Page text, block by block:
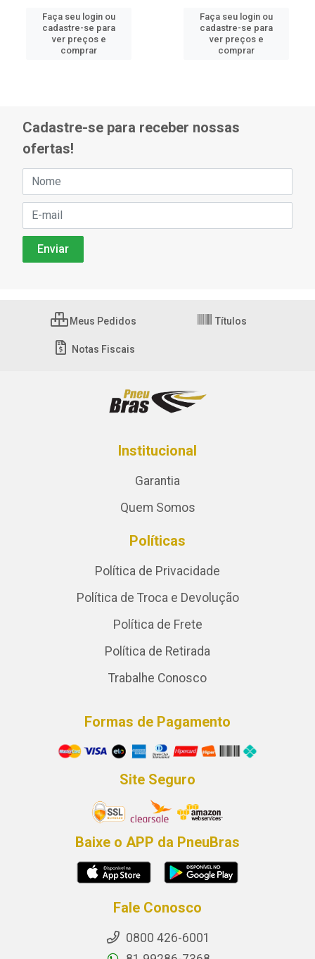
Faça seu login ou
cadastre-se para
ver preços e
comprar
Faça seu login ou
cadastre-se para
ver preços e
comprar
Cadastre-se para receber nossas
ofertas!
Meus Pedidos Títulos
Notas Fiscais
Institucional
Garantia
Quem Somos
Políticas
Política de Privacidade
Política de Troca e Devolução
Política de Frete
Política de Retirada
Trabalhe Conosco
Formas de Pagamento
Site Seguro
Baixe o APP da PneuBras
Fale Conosco
0800 426-6001